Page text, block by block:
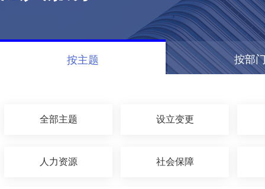
按主题 按部
全部主题 设立变更
人力资源 社会保障